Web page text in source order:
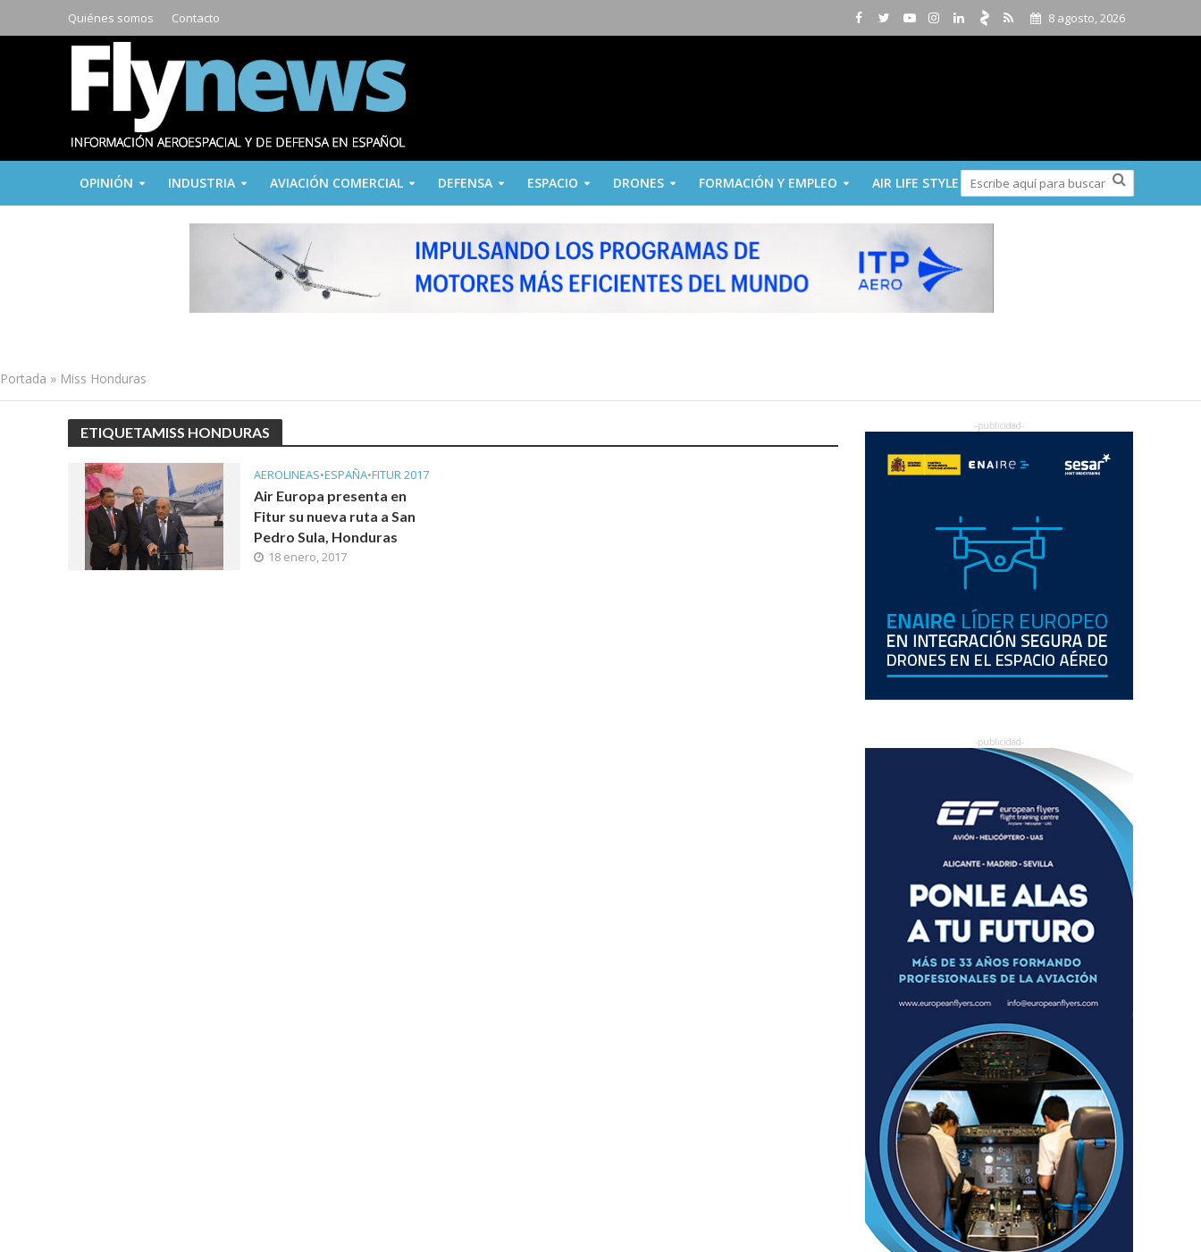
Quiénes somos Contacto 8 agosto, 2026
OPINIÓN INDUSTRIA AVIACIÓN COMERCIAL DEFENSA ESPACIO DRONES FORMACIÓN Y EMPLEO AIR LIFE STYLE
Portada » Miss Honduras
ETIQUETAMISS HONDURAS
AEROLINEAS•ESPAÑA•FITUR 2017
Air Europa presenta en
Fitur su nueva ruta a San
Pedro Sula, Honduras
18 enero, 2017